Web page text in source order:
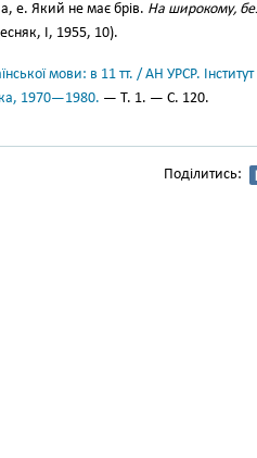
е. Який не має брів. На широкому,
І, 1955, 10).
мови: в 11 тт. / АН УРСР.
1970—1980. — Т. 1. — С. 120.
Поділитись: